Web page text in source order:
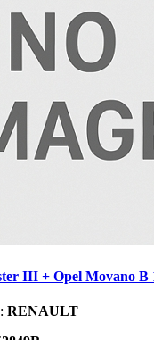
III + Opel Movano B
RENAULT